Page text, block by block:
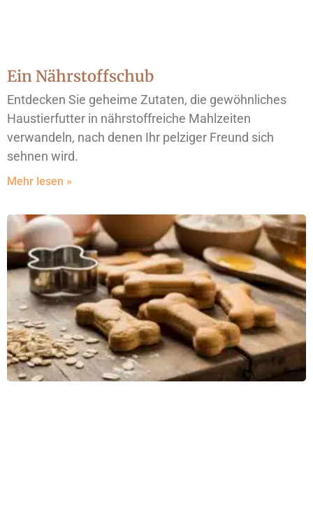
Ein Nährstoffschub
Entdecken Sie geheime Zutaten, die gewöhnliches
Haustierfutter in nährstoffreiche Mahlzeiten
verwandeln, nach denen Ihr pelziger Freund sich
sehnen wird.
Mehr lesen »